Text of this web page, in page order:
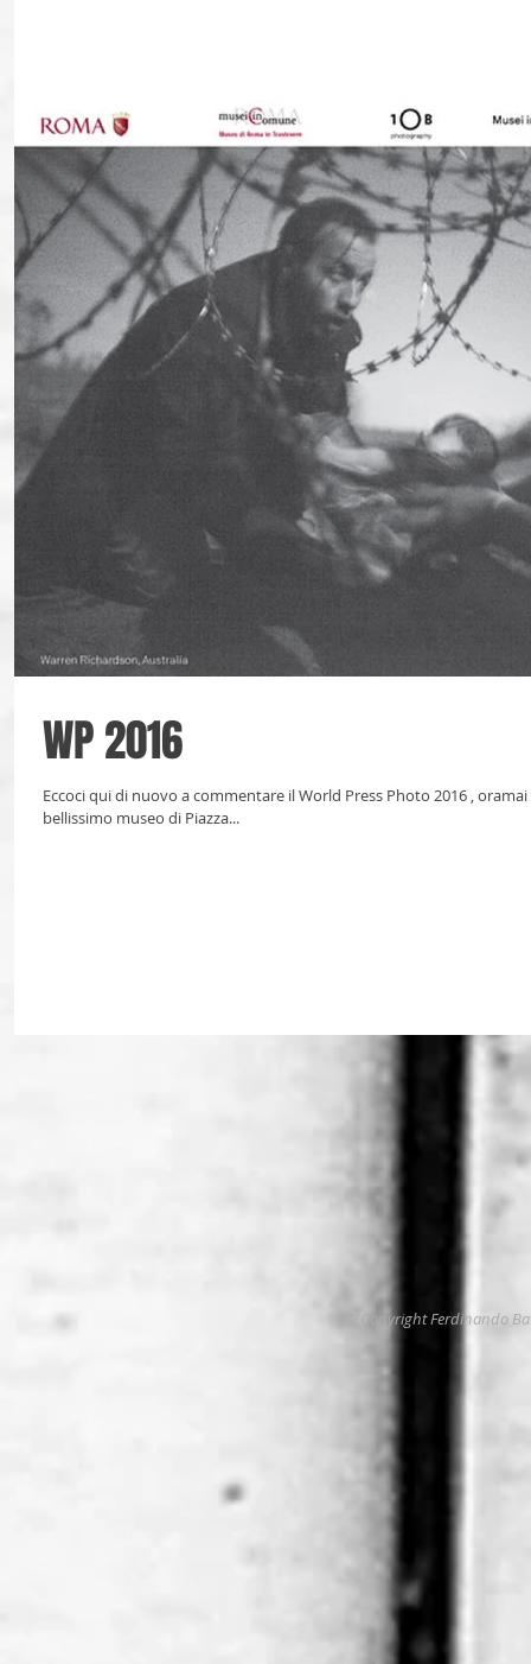
WP 2016
Eccoci qui di nuovo a commentare il World Press Photo 2016 ,
bellissimo museo di Piazza...
© Copyright Ferdinando